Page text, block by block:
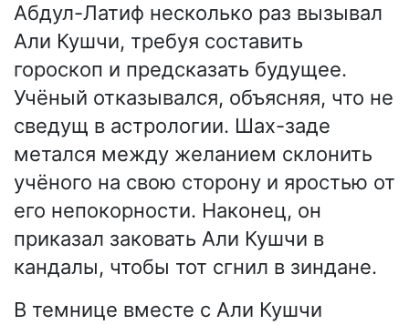
Абдул-Латиф несколько раз вызывал
Али Кушчи, требуя составить
гороскоп и предсказать будущее.
Учёный отказывался, объясняя, что не
сведущ в астрологии. Шах-заде
метался между желанием склонить
учёного на свою сторону и яростью от
его непокорности. Наконец, он
приказал заковать Али Кушчи в
кандалы, чтобы тот сгнил в зиндане.
В темнице вместе с Али Кушчи